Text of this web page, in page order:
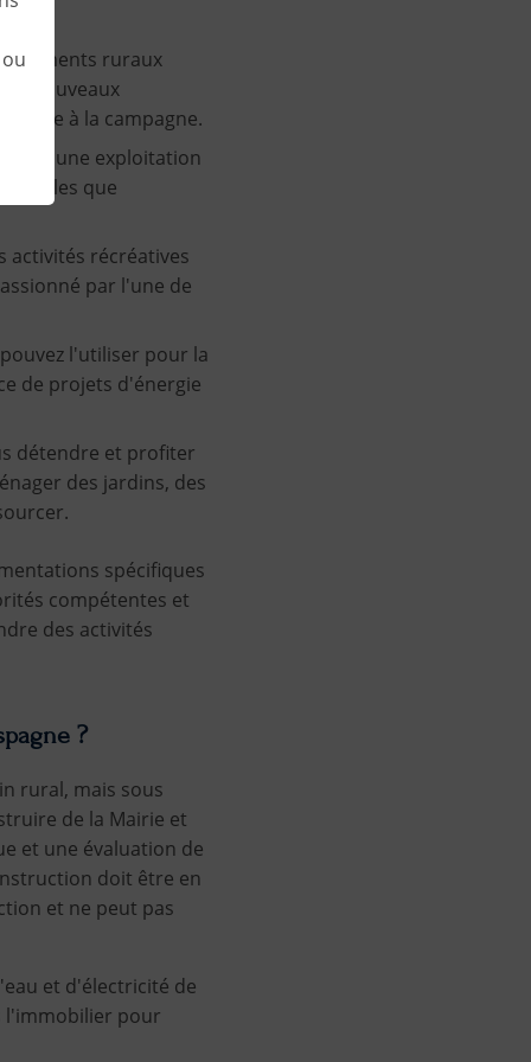
ruraux
nouveaux
à la campagne.
une exploitation
telles que
activités récréatives
par l'une de
l'utiliser pour la
de projets d'énergie
détendre et profiter
des jardins, des
spécifiques
compétentes et
des activités
?
rural, mais sous
de la Mairie et
et une évaluation de
doit être en
et ne peut pas
et d'électricité de
l'immobilier pour